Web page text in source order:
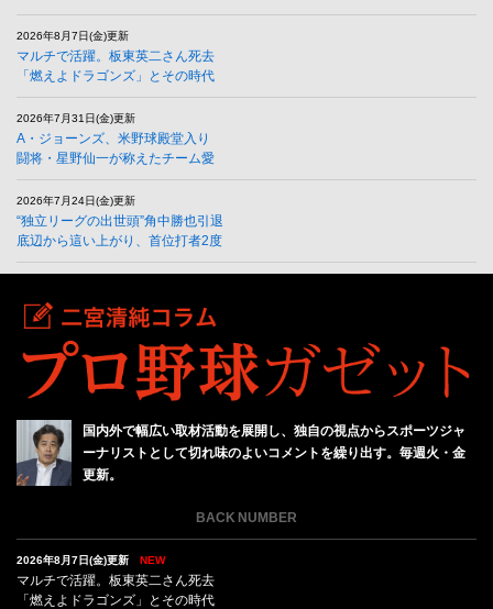
2026年8月7日(金)更新
マルチで活躍。板東英二さん死去
「燃えよドラゴンズ」とその時代
2026年7月31日(金)更新
A・ジョーンズ、米野球殿堂入り
闘将・星野仙一が称えたチーム愛
2026年7月24日(金)更新
“独立リーグの出世頭”角中勝也引退
底辺から這い上がり、首位打者2度
国内外で幅広い取材活動を展開し、独自の視点からスポーツジャ
ーナリストとして切れ味のよいコメントを繰り出す。毎週火・金
更新。
BACK NUMBER
2026年8月7日(金)更新 NEW
マルチで活躍。板東英二さん死去
「燃えよドラゴンズ」とその時代